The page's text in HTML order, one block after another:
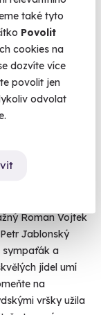
také tyto
Povolit
cookies na
dozvíte více
povolit jen
odvolat
vznikla rubrika
v pořadu TV
tváře, aby
nemožného a
jak Miss
Matěj Ruppert
pokořili Ferrari
Roman Vojtek
Jablonský
sympaťák a
jídel umí
na
vršky užila